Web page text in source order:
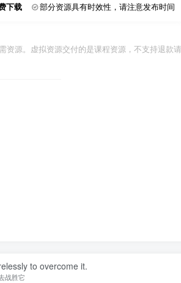
下载 部分资源具有时效性，请注意发布时间
资源。虚拟资源交付的是课程资源，不支持退款请
to overcome it.
战胜它